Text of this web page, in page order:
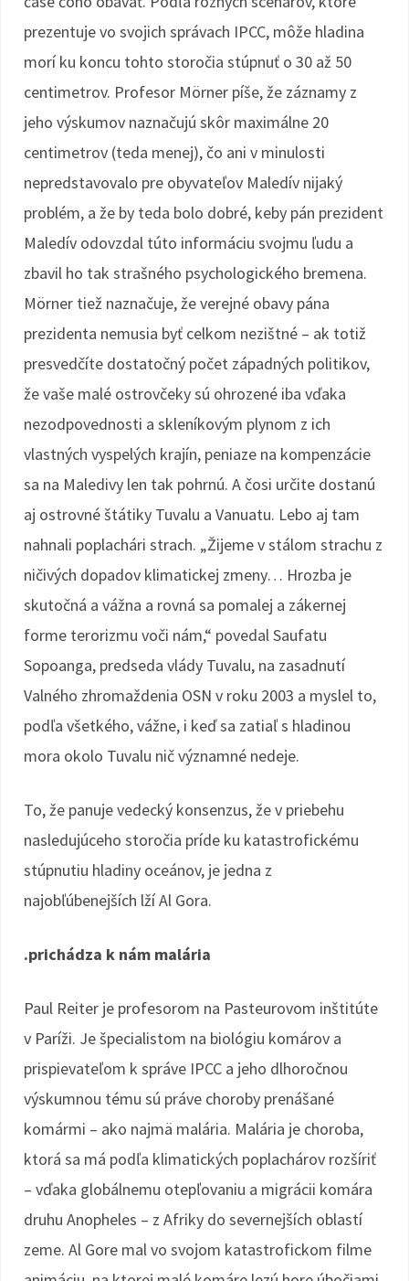
prezentuje vo svojich správach IPCC, môže hladina
morí ku koncu tohto storočia stúpnuť o 30 až 50
centimetrov. Profesor Mörner píše, že záznamy z
jeho výskumov naznačujú skôr maximálne 20
centimetrov (teda menej), čo ani v minulosti
nepredstavovalo pre obyvateľov Maledív nijaký
problém, a že by teda bolo dobré, keby pán prezident
Maledív odovzdal túto informáciu svojmu ľudu a
zbavil ho tak strašného psychologického bremena.
Mörner tiež naznačuje, že verejné obavy pána
prezidenta nemusia byť celkom nezištné – ak totiž
presvedčíte dostatočný počet západných politikov,
že vaše malé ostrovčeky sú ohrozené iba vďaka
nezodpovednosti a skleníkovým plynom z ich
vlastných vyspelých krajín, peniaze na kompenzácie
sa na Maledivy len tak pohrnú. A čosi určite dostanú
aj ostrovné štátiky Tuvalu a Vanuatu. Lebo aj tam
nahnali poplachári strach. „Žijeme v stálom strachu z
ničivých dopadov klimatickej zmeny… Hrozba je
skutočná a vážna a rovná sa pomalej a zákernej
forme terorizmu voči nám,“ povedal Saufatu
Sopoanga, predseda vlády Tuvalu, na zasadnutí
Valného zhromaždenia OSN v roku 2003 a myslel to,
podľa všetkého, vážne, i keď sa zatiaľ s hladinou
mora okolo Tuvalu nič významné nedeje.
To, že panuje vedecký konsenzus, že v priebehu
nasledujúceho storočia príde ku katastrofickému
stúpnutiu hladiny oceánov, je jedna z
najobľúbenejších lží Al Gora.
.prichádza k nám malária
Paul Reiter je profesorom na Pasteurovom inštitúte
v Paríži. Je špecialistom na biológiu komárov a
prispievateľom k správe IPCC a jeho dlhoročnou
výskumnou tému sú práve choroby prenášané
komármi – ako najmä malária. Malária je choroba,
ktorá sa má podľa klimatických poplachárov rozšíriť
– vďaka globálnemu otepľovaniu a migrácii komára
druhu Anopheles – z Afriky do severnejších oblastí
zeme. Al Gore mal vo svojom katastrofickom filme